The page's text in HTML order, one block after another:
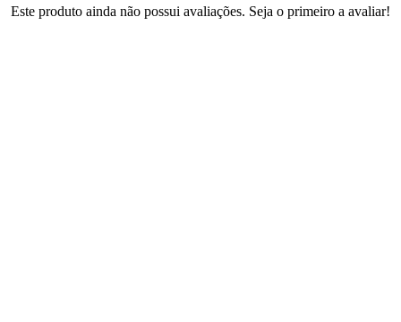
Este produto ainda não possui avaliações. Seja o primeiro a avaliar!